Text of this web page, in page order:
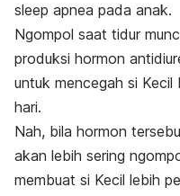
sleep apnea pada anak.
Ngompol saat tidur
produksi hormon
untuk mencegah si Kecil
hari.
Nah, bila hormon
akan lebih sering
membuat si Kecil lebih